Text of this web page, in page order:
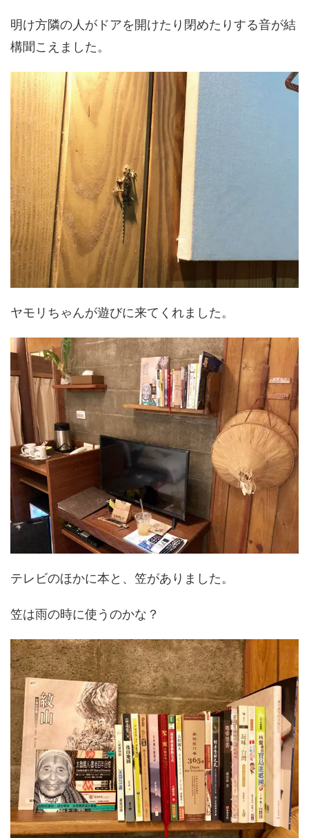
明け方隣の人がドアを開けたり閉めたりする音が結
構聞こえました。
ヤモリちゃんが遊びに来てくれました。
テレビのほかに本と、笠がありました。
笠は雨の時に使うのかな？